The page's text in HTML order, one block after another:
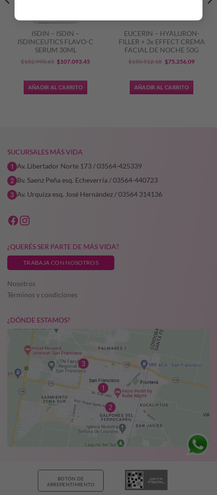
ISDIN – ISDIN –
ISDINCEUTICS FLAVO-C
SERUM 30ML
$152.990,65 El
original
era:
$107.093,45
AÑADIR AL CARRITO
EUCERIN – HYALURON-
FILLER + 3x EFFECT CREMA
FACIAL DE NOCHE 50G
$150.512,18 El
original
era:
$75.256,09El
AÑADIR AL CARRITO
SUCURSALES MÁS VIDA
Av. Libertador Norte 173 / 03564-425339
Bv. Saenz Peña esq. Echeverría / 03564-440723
Av. Urquiza esq. José Hernández / 03564 314136
¿QUERÉS SER PARTE DE MÁS VIDA?
TRABAJA CON NOSOTROS
Nosotros
Términos y condiciones
¿DÓNDE ESTAMOS?
BOTÓN DE
ARREPENTIMIENTO